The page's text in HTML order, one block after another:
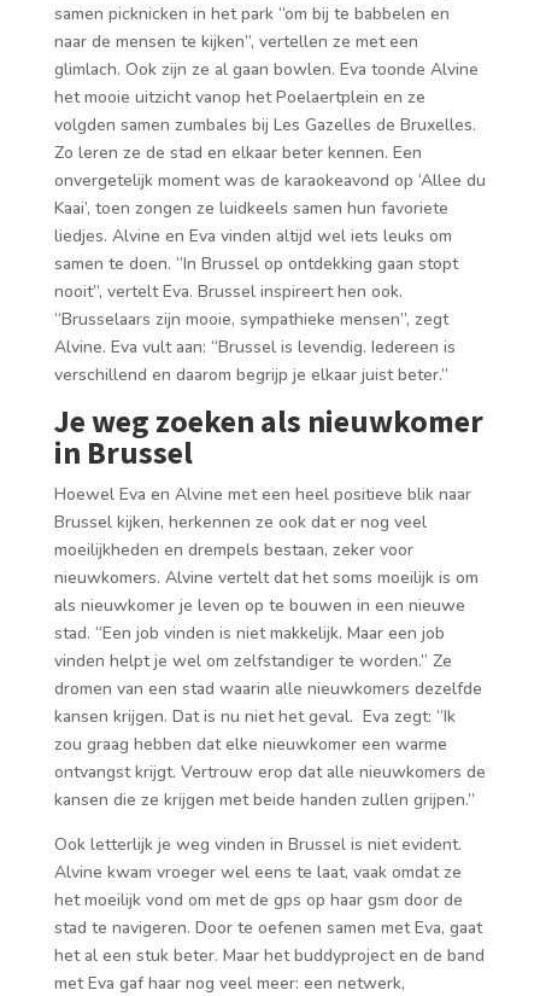
samen picknicken in het park “om bij te babbelen en
naar de mensen te kijken”, vertellen ze met een
glimlach. Ook zijn ze al gaan bowlen. Eva toonde Alvine
het mooie uitzicht vanop het Poelaertplein en ze
volgden samen zumbales bij Les Gazelles de Bruxelles.
Zo leren ze de stad en elkaar beter kennen. Een
onvergetelijk moment was de karaokeavond op ‘Allee du
Kaai’, toen zongen ze luidkeels samen hun favoriete
liedjes. Alvine en Eva vinden altijd wel iets leuks om
samen te doen. “In Brussel op ontdekking gaan stopt
nooit”, vertelt Eva. Brussel inspireert hen ook.
“Brusselaars zijn mooie, sympathieke mensen”, zegt
Alvine. Eva vult aan: “Brussel is levendig. Iedereen is
verschillend en daarom begrijp je elkaar juist beter.”
Je weg zoeken als nieuwkomer
in Brussel
Hoewel Eva en Alvine met een heel positieve blik naar
Brussel kijken, herkennen ze ook dat er nog veel
moeilijkheden en drempels bestaan, zeker voor
nieuwkomers. Alvine vertelt dat het soms moeilijk is om
als nieuwkomer je leven op te bouwen in een nieuwe
stad. “Een job vinden is niet makkelijk. Maar een job
vinden helpt je wel om zelfstandiger te worden.” Ze
dromen van een stad waarin alle nieuwkomers dezelfde
kansen krijgen. Dat is nu niet het geval. Eva zegt: “Ik
zou graag hebben dat elke nieuwkomer een warme
ontvangst krijgt. Vertrouw erop dat alle nieuwkomers de
kansen die ze krijgen met beide handen zullen grijpen.”
Ook letterlijk je weg vinden in Brussel is niet evident.
Alvine kwam vroeger wel eens te laat, vaak omdat ze
het moeilijk vond om met de gps op haar gsm door de
stad te navigeren. Door te oefenen samen met Eva, gaat
het al een stuk beter. Maar het buddyproject en de band
met Eva gaf haar nog veel meer: een netwerk,